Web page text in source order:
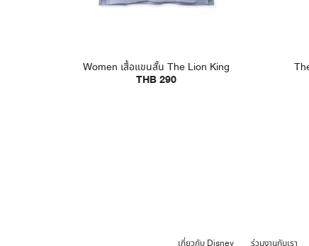
Women เสื้อแขนสั้น The Lion King
THB 290
เกี่ยวกับ Disney
ร่วมงานกับเรา